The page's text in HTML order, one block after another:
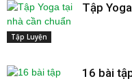
Tập Luyện
Tập
16 bài